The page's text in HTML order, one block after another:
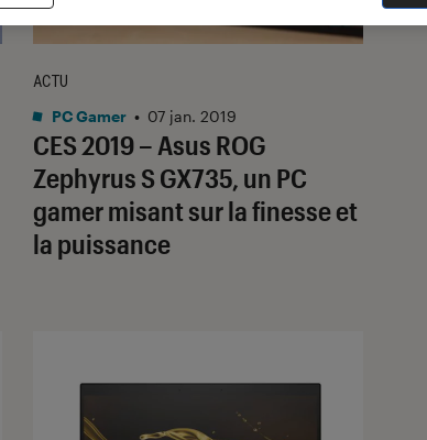
CES 2019 – Asus ROG
Zephyrus S GX735, un PC
gamer misant sur la finesse et
la puissance
ACTU
PC Gamer • 07 jan. 2019